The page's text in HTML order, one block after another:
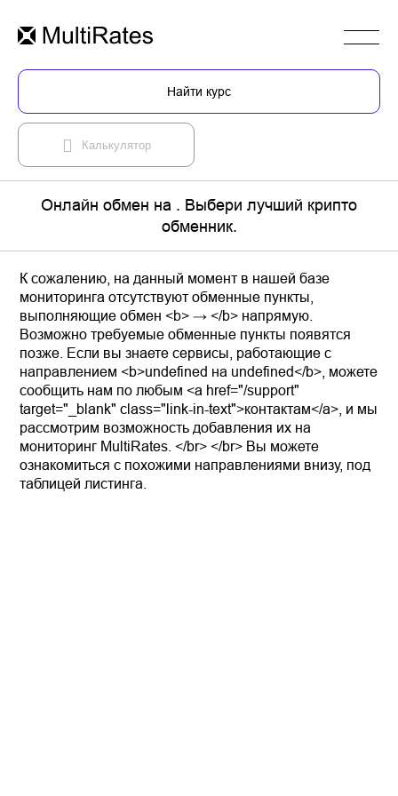
Найти курс
Калькулятор
Онлайн обмен на . Выбери лучший крипто
обменник.
К сожалению, на данный момент в нашей базе
мониторинга отсутствуют обменные пункты,
выполняющие обмен <b> → </b> напрямую.
Возможно требуемые обменные пункты появятся
позже. Если вы знаете сервисы, работающие с
направлением <b>undefined на undefined</b>, можете
сообщить нам по любым <a href="/support"
target="_blank" class="link-in-text">контактам</a>, и мы
рассмотрим возможность добавления их на
мониторинг MultiRates. </br> </br> Вы можете
ознакомиться с похожими направлениями внизу, под
таблицей листинга.